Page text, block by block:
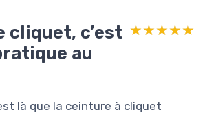
cliquet, c’est
au
★★★★★
★★★★★
là que la ceinture à cliquet